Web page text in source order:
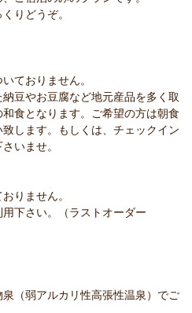
りどうぞ。
ておりません。
豆やお豆腐など地元産品を多く取
食となります。ご希望の方は朝食
します。もしくは、チェックイン
いませ。
りません。
下さい。（ラストオーダー
（弱アルカリ性高張性温泉）でご